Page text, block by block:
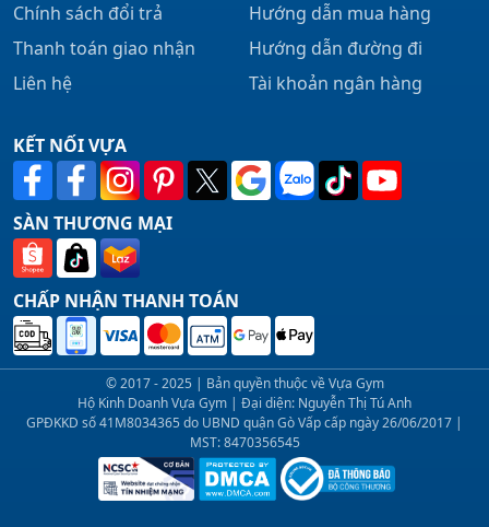
Chính sách đổi trả
Thanh toán giao nhận
Liên hệ
Hướng dẫn mua hàng
Hướng dẫn đường đi
Tài khoản ngân hàng
KẾT NỐI VỰA
SÀN THƯƠNG MẠI
CHẤP NHẬN THANH TOÁN
© 2017 - 2025 | Bản quyền thuộc về Vựa Gym
Hộ Kinh Doanh Vựa Gym | Đại diện: Nguyễn Thị Tú Anh
GPĐKKD số 41M8034365 do UBND quận Gò Vấp cấp ngày 26/06/2017 |
MST: 8470356545